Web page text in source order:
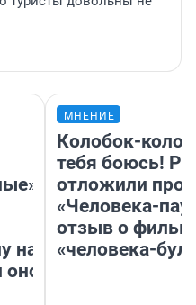
на
МНЕНИЕ
Колобок-
тебя боюсь!
отложили
«Человека-
отзыв о
«человека-